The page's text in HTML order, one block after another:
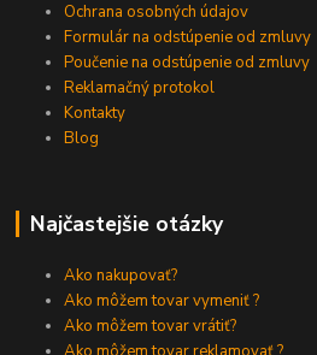
Ochrana osobných údajov
Formulár na odstúpenie od zmluvy
Poučenie na odstúpenie od zmluvy
Reklamačný protokol
Kontakty
Blog
Najčastejšie otázky
Ako nakupovať?
Ako môžem tovar vymeniť ?
Ako môžem tovar vrátiť?